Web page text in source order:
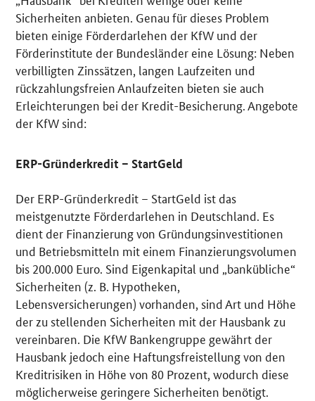
Sicherheiten anbieten. Genau für dieses Problem
bieten einige Förderdarlehen der KfW und der
Förderinstitute der Bundesländer eine Lösung: Neben
verbilligten Zinssätzen, langen Laufzeiten und
rückzahlungsfreien Anlaufzeiten bieten sie auch
Erleichterungen bei der Kredit-Besicherung. Angebote
der KfW sind:
ERP-Gründerkredit – StartGeld
Der ERP-Gründerkredit – StartGeld ist das
meistgenutzte Förderdarlehen in Deutschland. Es
dient der Finanzierung von Gründungsinvestitionen
und Betriebsmitteln mit einem Finanzierungsvolumen
bis 200.000 Euro. Sind Eigenkapital und „bankübliche“
Sicherheiten (z. B. Hypotheken,
Lebensversicherungen) vorhanden, sind Art und Höhe
der zu stellenden Sicherheiten mit der Hausbank zu
vereinbaren. Die KfW Bankengruppe gewährt der
Hausbank jedoch eine Haftungsfreistellung von den
Kreditrisiken in Höhe von 80 Prozent, wodurch diese
möglicherweise geringere Sicherheiten benötigt.